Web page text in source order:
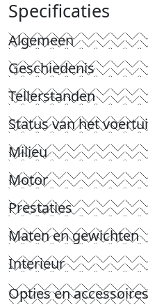
Specificaties
Algemeen
Geschiedenis
Tellerstanden
Status van het
Milieu
Motor
Prestaties
Maten en gewichten
Interieur
Opties en accessoires